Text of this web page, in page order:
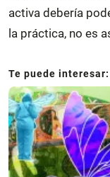
activa debería
la práctica, no es